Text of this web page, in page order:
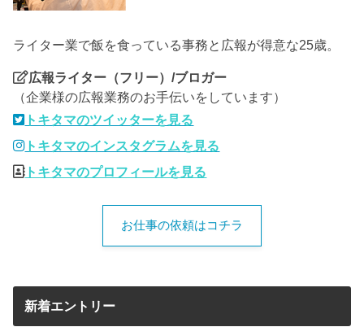
ライター業で飯を食っている事務と広報が得意な25歳。
広報ライター（フリー）/ブロガー
（企業様の広報業務のお手伝いをしています）
トキタマのツイッターを見る
トキタマのインスタグラムを見る
トキタマのプロフィールを見る
お仕事の依頼はコチラ
新着エントリー